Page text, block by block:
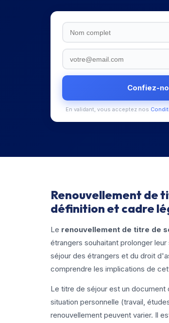
Confiez-
En validant, vous acceptez nos
Renouvellement de
définition et cadre
Le renouvellement de titre de
étrangers souhaitant prolonger
séjour des étrangers et du droit
comprendre les implications de
Le titre de séjour est un
situation personnelle (travail,
renouvellement peuvent varier. Il